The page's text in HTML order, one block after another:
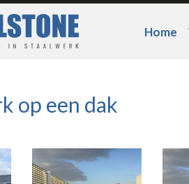
Home
op een dak